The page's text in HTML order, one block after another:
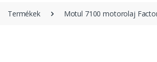
Termékek Motul 7100 motorolaj